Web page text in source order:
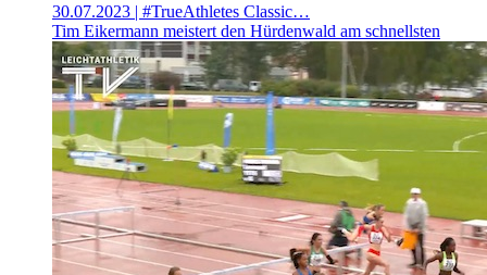
30.07.2023 | #TrueAthletes Classic…
Tim Eikermann meistert den Hürdenwald am schnellsten